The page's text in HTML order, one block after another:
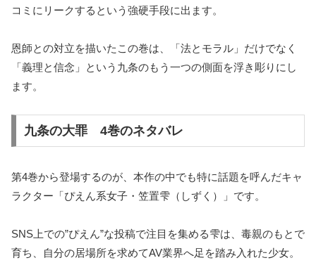
コミにリークするという強硬手段に出ます。
恩師との対立を描いたこの巻は、「法とモラル」だけでなく
「義理と信念」という九条のもう一つの側面を浮き彫りにし
ます。
九条の大罪 4巻のネタバレ
第4巻から登場するのが、本作の中でも特に話題を呼んだキャ
ラクター「ぴえん系女子・笠置雫（しずく）」です。
SNS上での”ぴえん”な投稿で注目を集める雫は、毒親のもとで
育ち、自分の居場所を求めてAV業界へ足を踏み入れた少女。